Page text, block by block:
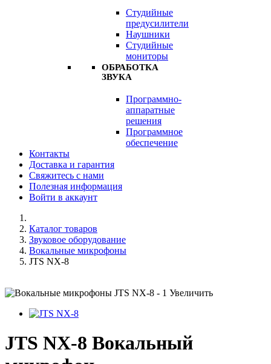
Студийные
предусилители
Наушники
Студийные
мониторы
ОБРАБОТКА
ЗВУКА
Программно-
аппаратные
решения
Программное
обеспечение
Контакты
Доставка и гарантия
Свяжитесь с нами
Полезная информация
Войти в аккаунт
Каталог товаров
Звуковое оборудование
Вокальные микрофоны
JTS NX-8
Увеличить
JTS NX-8 Вокальный